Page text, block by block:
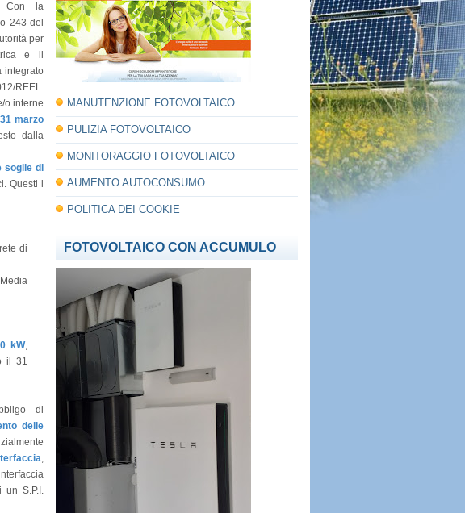
Con la
243 del
per
e il
integrato
REEL.
o interne
marzo
dalla
soglie di
Questi i
di
kW,
il 31
di
delle
,
un S.P.I.
MANUTENZIONE FOTOVOLTAICO
PULIZIA FOTOVOLTAICO
MONITORAGGIO FOTOVOLTAICO
AUMENTO AUTOCONSUMO
POLITICA DEI COOKIE
FOTOVOLTAICO CON ACCUMULO